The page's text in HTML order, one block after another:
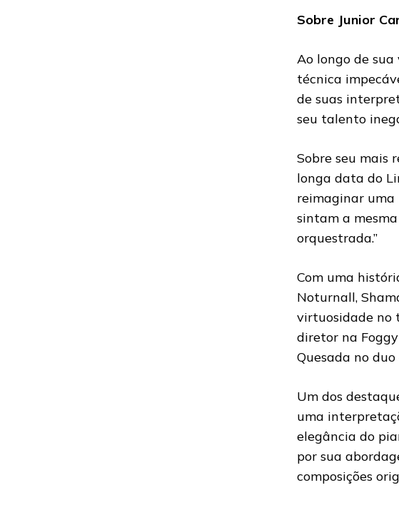
Sobre Junior
Ao longo de
técnica
de suas
seu talento
Sobre seu mais
longa data do
reimaginar uma
sintam a
orquestrada.”
Com uma
Noturnall,
virtuosidade no
diretor na
Quesada no
Um dos
uma
elegância do
por sua
composições